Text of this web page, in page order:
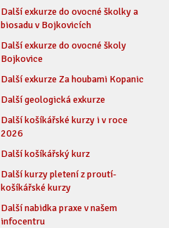
Další exkurze do ovocné školky a
biosadu v Bojkovicích
Další exkurze do ovocné školy
Bojkovice
Další exkurze Za houbami Kopanic
Další geologická exkurze
Další košíkářské kurzy i v roce
2026
Další košíkářský kurz
Další kurzy pletení z proutí-
košíkářské kurzy
Další nabidka praxe v našem
infocentru